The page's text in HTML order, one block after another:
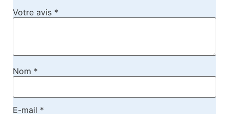
Votre avis *
Nom *
E-mail *